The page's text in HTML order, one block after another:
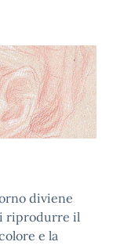
diviene
riprodurre il
e la